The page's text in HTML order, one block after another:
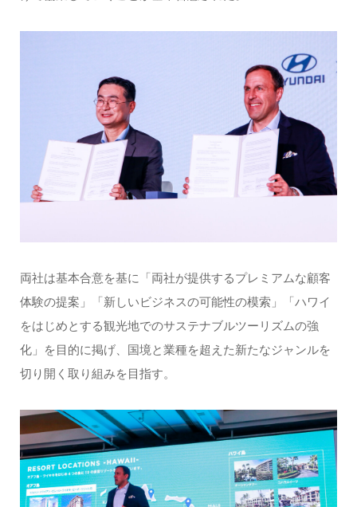
両社は基本合意を基に「両社が提供するプレミアムな顧客
体験の提案」「新しいビジネスの可能性の模索」「ハワイ
をはじめとする観光地でのサステナブルツーリズムの強
化」を目的に掲げ、国境と業種を超えた新たなジャンルを
切り開く取り組みを目指す。